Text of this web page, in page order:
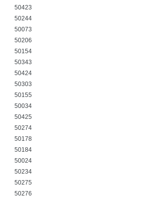
50423
50244
50073
50206
50154
50343
50424
50303
50155
50034
50425
50274
50178
50184
50024
50234
50275
50276